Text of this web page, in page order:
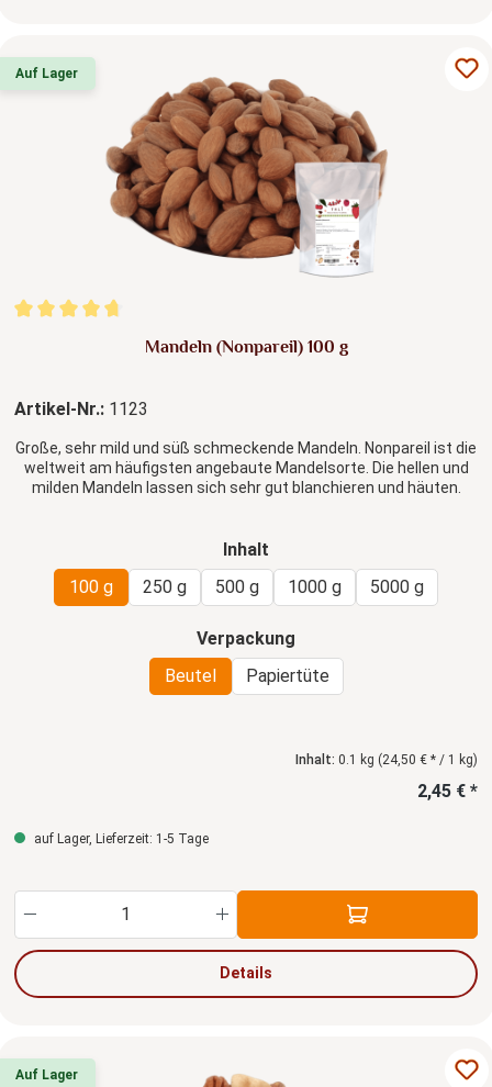
Auf Lager
Durchschnittliche Bewertung von 4.81 von 5 Sternen
Mandeln (Nonpareil) 100 g
Artikel-Nr.: 1123
Große, sehr mild und süß schmeckende Mandeln. Nonpareil ist die
weltweit am häufigsten angebaute Mandelsorte. Die hellen und
milden Mandeln lassen sich sehr gut blanchieren und häuten.
Inhalt
100 g
250 g 500 g 1000 g 5000 g
Verpackung
Beutel
Papiertüte
Inhalt: 0.1 kg (24,50 € * / 1 kg)
2,45 € *
auf Lager, Lieferzeit: 1-5 Tage
Produkt Anzahl: Gib den gewünschten Wert
Details
Auf Lager